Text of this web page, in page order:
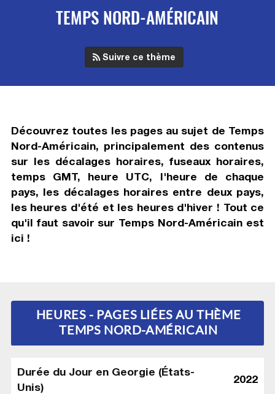
TEMPS NORD-AMÉRICAIN
Suivre ce thème
Découvrez toutes les pages au sujet de Temps
Nord-Américain, principalement des contenus
sur les décalages horaires, fuseaux horaires,
temps GMT, heure UTC, l'heure de chaque
pays, les décalages horaires entre deux pays,
les heures d'été et les heures d'hiver ! Tout ce
qu'il faut savoir sur Temps Nord-Américain est
ici !
HEURES - PAGES LIÉES AU THÈME
TEMPS NORD-AMÉRICAIN
Durée du Jour en Georgie (États-
Unis)
2022